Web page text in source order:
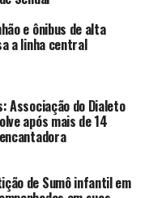
e ônibus de alta
a linha central
Associação do Dialeto
após mais de 14
de Sumô infantil em